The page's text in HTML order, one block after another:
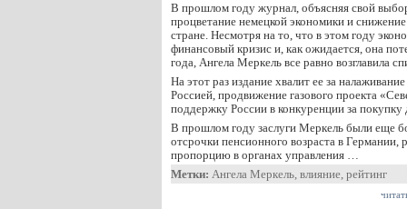
В прошлом году журнал, объясняя свой
процветание немецкой экономики и
стране. Несмотря на то, что в этом году
финансовый кризис и, как ожидается, она
года, Ангела Меркель все равно возглавила
На этот раз издание хвалит ее за
Россией, продвижение газового проекта
поддержку России в конкуренции за покупку
В прошлом году заслуги Меркель были еще
отсрочки пенсионного возраста в
пропорцию в органах управления …
Метки: Ангела Меркель, влияние, рейтинг